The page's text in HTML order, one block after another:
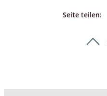
Seite teilen: